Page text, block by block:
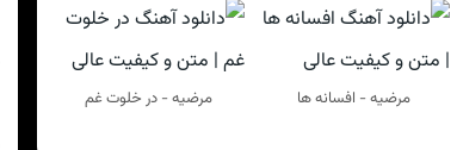
مرضیه - افسانه ها مرضیه - در خلوت غم